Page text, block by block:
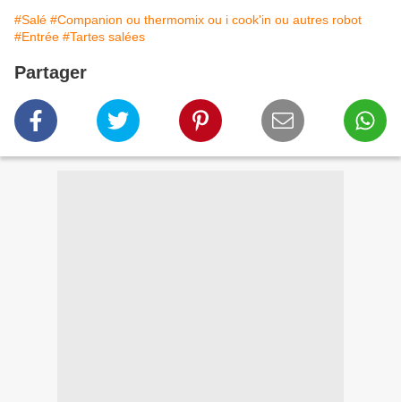
#Salé #Companion ou thermomix ou i cook'in ou autres robot
#Entrée #Tartes salées
Partager